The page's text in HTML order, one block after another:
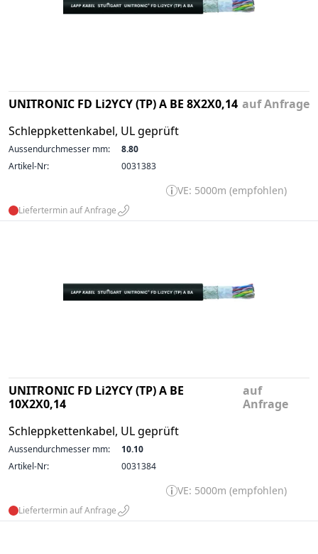
UNITRONIC FD Li2YCY (TP) A BE 8X2X0,14
Schleppkettenkabel, UL geprüft
auf Anfrage
Aussendurchmesser mm:
8.80
Artikel-Nr:
0031383
VE: 5000m (empfohlen)
Liefertermin auf Anfrage
UNITRONIC FD Li2YCY (TP) A BE
10X2X0,14
Schleppkettenkabel, UL geprüft
auf
Anfrage
Aussendurchmesser mm:
10.10
Artikel-Nr:
0031384
VE: 5000m (empfohlen)
Liefertermin auf Anfrage